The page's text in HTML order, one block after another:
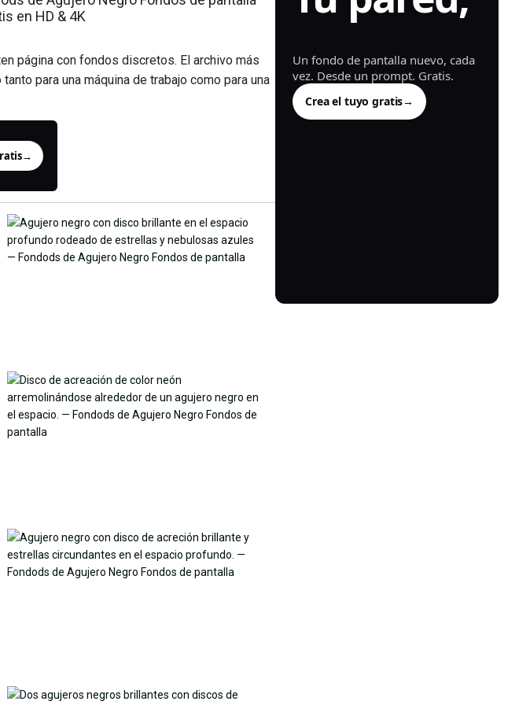
en HD & 4K
página con fondos discretos. El archivo más
para una máquina de trabajo como para una
→
generada.
Un fondo de pantalla nuevo, cada
vez. Desde un prompt. Gratis.
Crea el tuyo gratis→